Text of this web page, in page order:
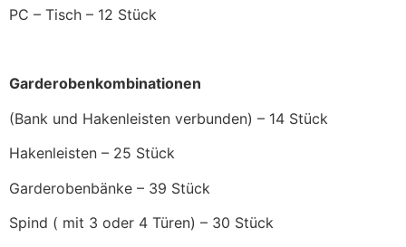
PC – Tisch – 12 Stück
Garderobenkombinationen
(Bank und Hakenleisten verbunden) – 14 Stück
Hakenleisten – 25 Stück
Garderobenbänke – 39 Stück
Spind ( mit 3 oder 4 Türen) – 30 Stück